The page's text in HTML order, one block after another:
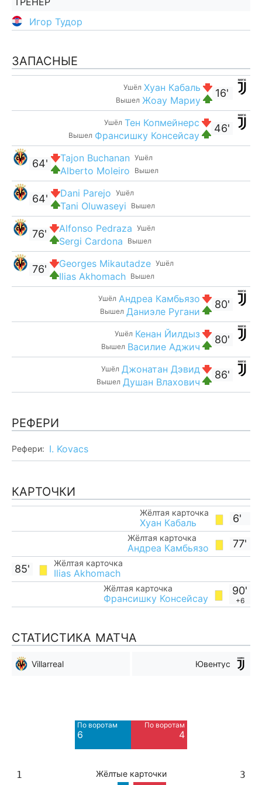
Игор Тудор
ЗАПАСНЫЕ
16'
Ушёл Хуан Кабаль
Вышел Жоау Мариу
46'
Ушёл Тен Копмейнерс
Вышел Франсишку Консейсау
Ушёл
Tajon Buchanan
Вышел
Alberto Moleiro
64'
Ушёл
Dani Parejo
Вышел
Tani Oluwaseyi
64'
Ушёл
Alfonso Pedraza
Вышел
Sergi Cardona
76'
Ушёл
Georges Mikautadze
Вышел
Ilias Akhomach
76'
80'
Ушёл Андреа Камбьязо
Вышел Даниэле Ругани
80'
Ушёл Кенан Йилдыз
Вышел Василие Аджич
86'
Ушёл Джонатан Дэвид
Вышел Душан Влахович
РЕФЕРИ
Рефери: I. Kovacs
КАРТОЧКИ
6'
Жёлтая карточка
Хуан Кабаль
77'
Жёлтая карточка
Андреа Камбьязо
Жёлтая карточка
Ilias Akhomach
85'
90'
+6
Жёлтая карточка
Франсишку Консейсау
СТАТИСТИКА МАТЧА
Villarreal Ювентус
По воротам
6
По воротам
4
1 Жёлтые карточки 3